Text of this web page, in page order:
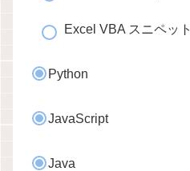
Excel VBA スニペット
Python
JavaScript
Java